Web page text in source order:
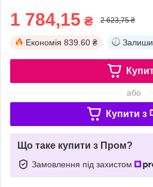
1 784,15 ₴ 2 623,75 ₴
Економія 839.60 ₴
або
Купити з
Що таке купити з Пром?
Замовлення під захистом